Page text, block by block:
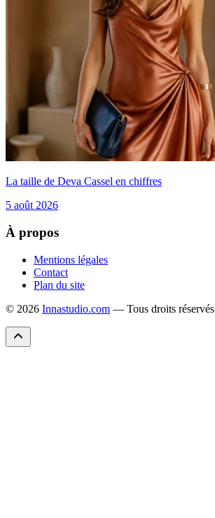
La taille de Deva Cassel en chiffres
5 août 2026
À propos
Mentions légales
Contact
Plan du site
© 2026 Innastudio.com — Tous droits réservés